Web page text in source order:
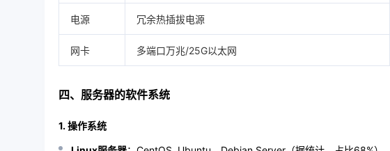
电源 冗余热插拔电源
网卡 多端口万兆/25G以太网
四、服务器的软件系统
1. 操作系统